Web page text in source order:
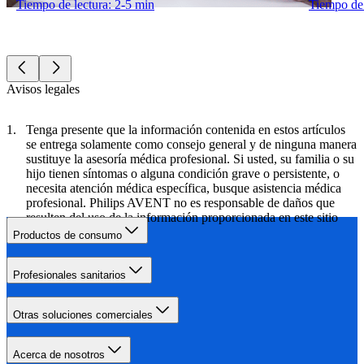
Tiempo de lectura: 2-5 min Tiempo
Avisos legales
Tenga presente que la información contenida en estos artículos
se entrega solamente como consejo general y de ninguna manera
sustituye la asesoría médica profesional. Si usted, su familia o su
hijo tienen síntomas o alguna condición grave o persistente, o
necesita atención médica específica, busque asistencia médica
profesional. Philips AVENT no es responsable de daños que
resulten del uso de la información proporcionada en este sitio
web.
Productos de consumo
Profesionales sanitarios
Otras soluciones comerciales
Acerca de nosotros